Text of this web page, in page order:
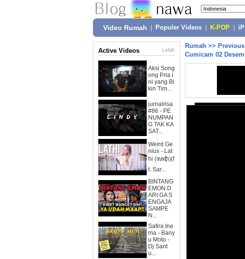
Video Rumah Populer Videos K-POP
Active Videos Lebih
Aksi Song
ong Pria i
ni yang Bi
kin Tim...
jurnalrisa
#86 - PE
NUMPAN
G TAK KA
SAT...
Weird Ge
nius - Lat
hi (ꦭꦛꦶ)(f
t. Sar...
BINTANG
EMON D
ARI GA S
ENGAJA
SAMPE
N...
Safira Ine
ma - Bany
u Moto -
Dj Sant
u...
Rumah >>
Cumicam 02